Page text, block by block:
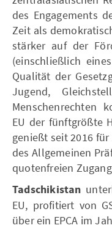
des Engagements
Zeit als
stärker auf der
(einschließlich
Qualität der
Jugend,
Menschenrechten
EU der fünftgrößte
genießt seit 2016
des Allgemeinen
quotenfreien
Tadschikistan
EU, profitiert von
über ein EPCA im